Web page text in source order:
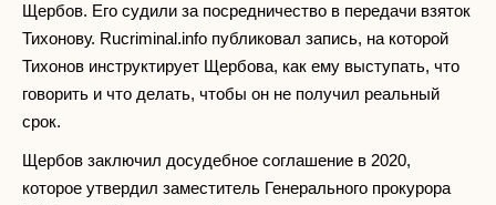
Щербов. Его судили за посредничество в передачи взяток
Тихонову. Rucriminal.info публиковал запись, на которой
Тихонов инструктирует Щербова, как ему выступать, что
говорить и что делать, чтобы он не получил реальный
срок.
Щербов заключил досудебное соглашение в 2020,
которое утвердил заместитель Генерального прокурора